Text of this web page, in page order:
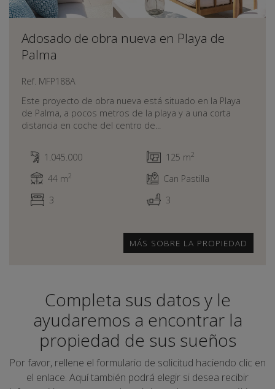
Adosado de obra nueva en Playa de
Palma
Ref. MFP188A
Este proyecto de obra nueva está situado en la Playa
de Palma, a pocos metros de la playa y a una corta
distancia en coche del centro de...
1.045.000 125 m2
44 m2
Can Pastilla
3
3
MÁS SOBRE LA PROPIEDAD
Completa sus datos y le
ayudaremos a encontrar la
propiedad de sus sueños
Por favor, rellene el formulario de solicitud haciendo clic en
el enlace. Aquí también podrá elegir si desea recibir